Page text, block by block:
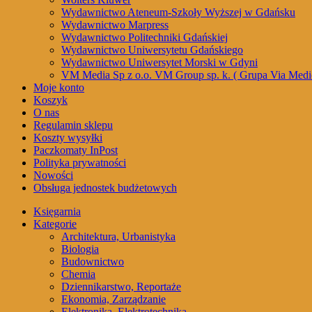
Wydawnictwo Ateneum-Szkoły Wyższej w Gdańsku
Wydawnictwo Marpress
Wydawnictwo Politechniki Gdańskiej
Wydawnictwo Uniwersytetu Gdańskiego
Wydawnictwo Uniwersytet Morski w Gdyni
VM Media Sp z o.o. VM Group sp. k. ( Grupa Via
Moje konto
Koszyk
O nas
Regulamin sklepu
Koszty wysyłki
Paczkomaty InPost
Polityka prywatności
Nowości
Obsługa jednostek budżetowych
Księgarnia
Kategorie
Architektura, Urbanistyka
Biologia
Budownictwo
Chemia
Dziennikarstwo, Reportaże
Ekonomia, Zarządzanie